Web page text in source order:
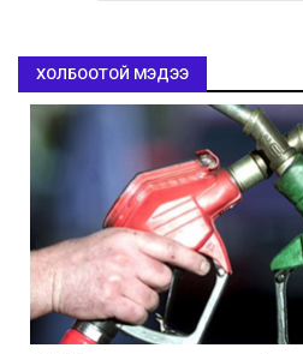
ХОЛБООТОЙ МЭДЭЭ